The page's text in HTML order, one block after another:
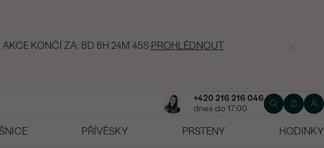
AKCE KONČÍ ZA: 8D 8H 24M 44S PROHLÉDNOUT
+420 216 216 046
dnes do 17:00
PŘÍVĚSKY PRSTENY
HODINKY